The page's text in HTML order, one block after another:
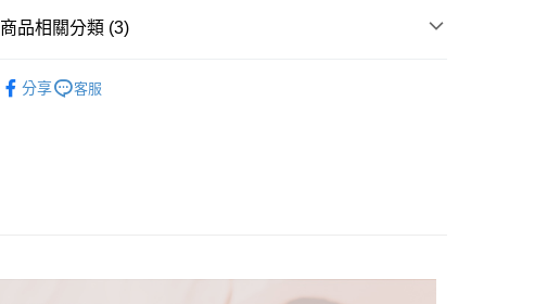
AFTEE先享後付
AFTEE先享後付是「在收到商品之後才付款」的支付方式。 讓您購物簡單
便利好安心！
３．收到繳費通知簡訊後14天內，點擊此簡訊中的連結，可透過四大超商
／ATM／網路銀行／等多元方式進行付款，方視為交易完成。
ATM付款
商品相關分類 (3)
分享 客服